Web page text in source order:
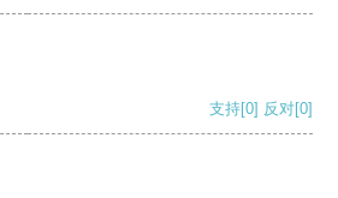
支持[0] 反对[0]